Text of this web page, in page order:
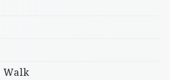
Walk